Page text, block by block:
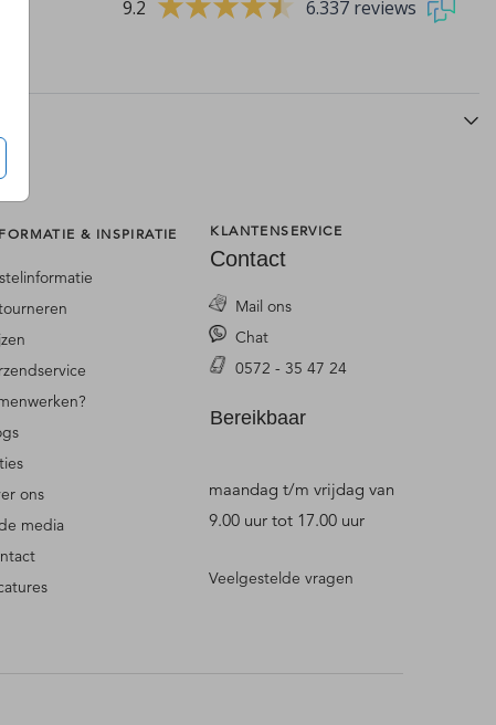
9.2 6.337 reviews
& INSPIRATIE
ons
media
KLANTENSERVICE
Contact
Mail ons
Chat
0572 - 35 47 24
Bereikbaar
maandag t/m vrijdag van
9.00 uur tot 17.00 uur
Veelgestelde vragen